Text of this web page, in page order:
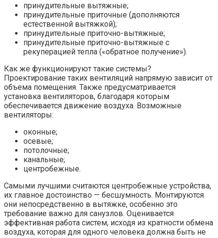
принудительные вытяжные;
принудительные приточные (дополняются
естественной вытяжкой);
принудительные приточно-вытяжные;
принудительные приточно-вытяжные с
рекуперацией тепла («обратное получение»).
Как же функционируют такие системы?
Проектирование таких вентиляций напрямую зависит от
объема помещения. Также предусматривается
установка вентиляторов, благодаря которым
обеспечивается движение воздуха. Возможные
вентиляторы:
оконные;
осевые;
потолочные;
канальные;
центробежные.
Самыми лучшими считаются центробежные устройства,
их главное достоинство — бесшумность. Монтируются
они непосредственно в вытяжке, особенно это
требование важно для санузлов. Оценивается
эффективная работа систем, исходя из кратности обмена
воздуха, которая для одного человека должна быть не